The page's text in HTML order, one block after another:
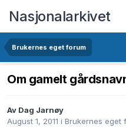
Nasjonalarkivet
Brukernes eget forum
Om gamelt
Av Dag Jarnøy
August 1, 2011 i Brukernes eget